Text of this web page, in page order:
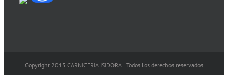
Copyright 2015 CARNICERIA ISIDORA | Todos los derechos reservados